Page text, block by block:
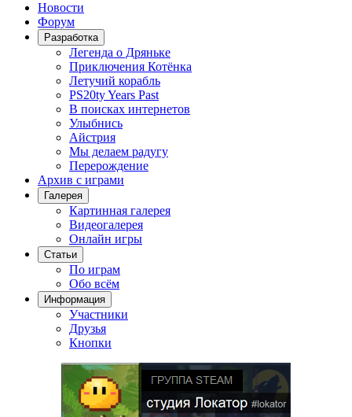
Новости
Форум
Разработка
Легенда о Дряньке
Приключения Котёнка
Летучий корабль
PS20ty Years Past
В поисках интернетов
Улыбнись
Айстрия
Мы делаем радугу
Перерождение
Архив с играми
Галерея
Картинная галерея
Видеогалерея
Онлайн игры
Статьи
По играм
Обо всём
Информация
Участники
Друзья
Кнопки